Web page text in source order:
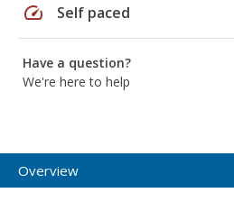
speed Self paced
Have a question?
We're here to help
Overview